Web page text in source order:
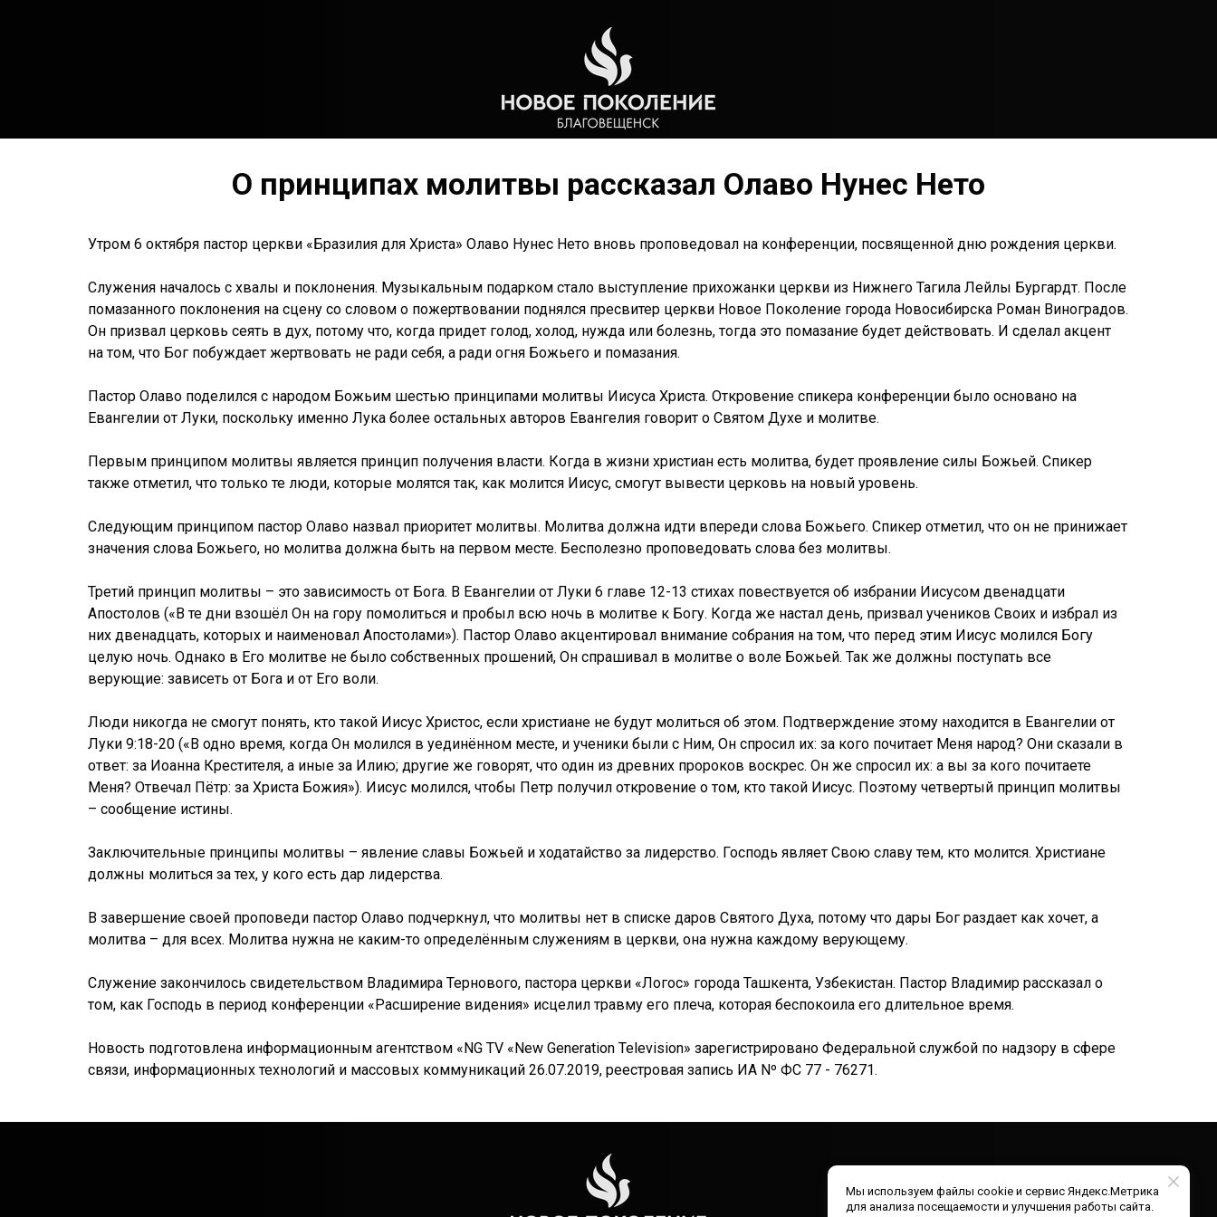
О принципах молитвы рассказал Олаво Нунес Нето
Утром 6 октября пастор церкви «Бразилия для Христа» Олаво Нунес Нето вновь проповедовал на конференции, посвященной дню рождения церкви.
Служения началось с хвалы и поклонения. Музыкальным подарком стало выступление прихожанки церкви из Нижнего Тагила Лейлы Бургардт. После
помазанного поклонения на сцену со словом о пожертвовании поднялся пресвитер церкви Новое Поколение города Новосибирска Роман Виноградов.
Он призвал церковь сеять в дух, потому что, когда придет голод, холод, нужда или болезнь, тогда это помазание будет действовать. И сделал акцент
на том, что Бог побуждает жертвовать не ради себя, а ради огня Божьего и помазания.
Пастор Олаво поделился с народом Божьим шестью принципами молитвы Иисуса Христа. Откровение спикера конференции было основано на
Евангелии от Луки, поскольку именно Лука более остальных авторов Евангелия говорит о Святом Духе и молитве.
Первым принципом молитвы является принцип получения власти. Когда в жизни христиан есть молитва, будет проявление силы Божьей. Спикер
также отметил, что только те люди, которые молятся так, как молится Иисус, смогут вывести церковь на новый уровень.
Следующим принципом пастор Олаво назвал приоритет молитвы. Молитва должна идти впереди слова Божьего. Спикер отметил, что он не принижает
значения слова Божьего, но молитва должна быть на первом месте. Бесполезно проповедовать слова без молитвы.
Третий принцип молитвы – это зависимость от Бога. В Евангелии от Луки 6 главе 12-13 стихах повествуется об избрании Иисусом двенадцати
Апостолов («В те дни взошёл Он на гору помолиться и пробыл всю ночь в молитве к Богу. Когда же настал день, призвал учеников Своих и избрал из
них двенадцать, которых и наименовал Апостолами»). Пастор Олаво акцентировал внимание собрания на том, что перед этим Иисус молился Богу
целую ночь. Однако в Его молитве не было собственных прошений, Он спрашивал в молитве о воле Божьей. Так же должны поступать все
верующие: зависеть от Бога и от Его воли.
Люди никогда не смогут понять, кто такой Иисус Христос, если христиане не будут молиться об этом. Подтверждение этому находится в Евангелии от
Луки 9:18-20 («В одно время, когда Он молился в уединённом месте, и ученики были с Ним, Он спросил их: за кого почитает Меня народ? Они сказали в
ответ: за Иоанна Крестителя, а иные за Илию; другие же говорят, что один из древних пророков воскрес. Он же спросил их: а вы за кого почитаете
Меня? Отвечал Пётр: за Христа Божия»). Иисус молился, чтобы Петр получил откровение о том, кто такой Иисус. Поэтому четвертый принцип молитвы
– сообщение истины.
Заключительные принципы молитвы – явление славы Божьей и ходатайство за лидерство. Господь являет Свою славу тем, кто молится. Христиане
должны молиться за тех, у кого есть дар лидерства.
В завершение своей проповеди пастор Олаво подчеркнул, что молитвы нет в списке даров Святого Духа, потому что дары Бог раздает как хочет, а
молитва – для всех. Молитва нужна не каким-то определённым служениям в церкви, она нужна каждому верующему.
Служение закончилось свидетельством Владимира Тернового, пастора церкви «Логос» города Ташкента, Узбекистан. Пастор Владимир рассказал о
том, как Господь в период конференции «Расширение видения» исцелил травму его плеча, которая беспокоила его длительное время.
Новость подготовлена информационным агентством «NG TV «New Generation Television» зарегистрировано Федеральной службой по надзору в сфере
связи, информационных технологий и массовых коммуникаций 26.07.2019, реестровая запись ИА Nº ФС 77 - 76271.
Мы используем файлы cookie и сервис Яндекс.Метрика
для анализа посещаемости и улучшения работы сайта.